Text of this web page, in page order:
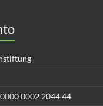
0002 2044 44